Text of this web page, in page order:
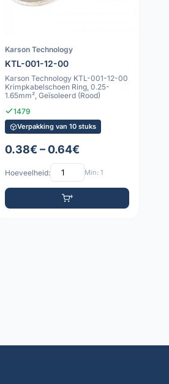
Karson Technology
KTL-001-12-00
Karson Technology KTL-001-12-00
Krimpkabelschoen Ring, 0.25-
1.65mm², Geïsoleerd (Rood)
1479
Verpakking van 10 stuks
0.38€ – 0.64€
Hoeveelheid: Min: 1